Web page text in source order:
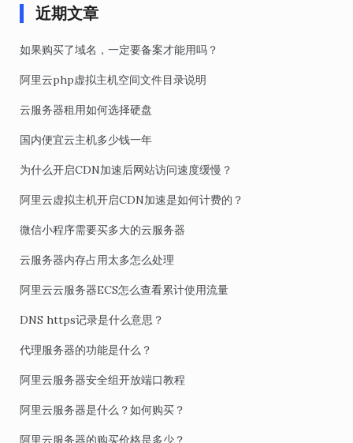
近期文章
如果购买了域名，一定要备案才能用吗？
阿里云php虚拟主机空间文件目录说明
云服务器租用如何选择硬盘
国内便宜云主机多少钱一年
为什么开启CDN加速后网站访问速度缓慢？
阿里云虚拟主机开启CDN加速是如何计费的？
微信小程序需要买多大的云服务器
云服务器内存占用太多怎么处理
阿里云云服务器ECS怎么查看累计使用流量
DNS https记录是什么意思？
代理服务器的功能是什么？
阿里云服务器安全组开放端口教程
阿里云服务器是什么？如何购买？
阿里云服务器的购买价格是多少？